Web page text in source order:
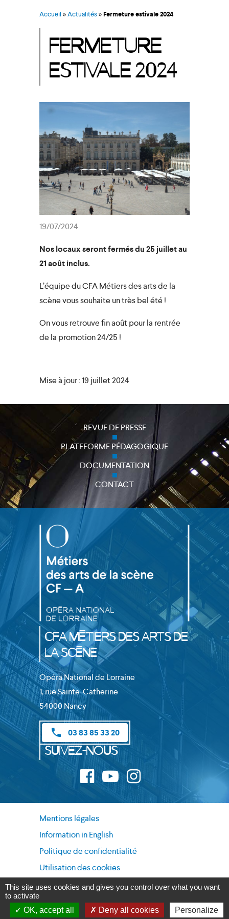
Accueil»Actualités»Fermeture estivale 2024
FERMETURE
ESTIVALE 2024
19/07/2024
Nos locaux seront fermés du 25 juillet au
21 août inclus.
L’équipe du CFA Métiers des arts de la
scène vous souhaite un très bel été !
On vous retrouve fin août pour la rentrée
de la promotion 24/25 !
Mise à jour : 19 juillet 2024
REVUE DE PRESSE
PLATEFORME PÉDAGOGIQUE
DOCUMENTATION
CONTACT
CFA Métiers des Arts de
la Scène
Opéra National de Lorraine
1, rue Sainte-Catherine
54000 Nancy
phone 03 83 85 33 20
Suivez-nous
Mentions légales
Information in English
Politique de confidentialité
Utilisation des cookies
Données personnelles
This site uses cookies and gives you control over what you want
to activate
OK, accept all
Deny all cookies Personalize